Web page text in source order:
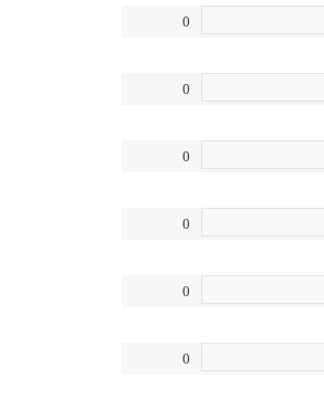
0
0
0
0
0
0